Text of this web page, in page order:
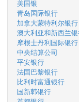
美国银
青岛国际银行
加拿大蒙特利尔银行
澳大利亚和新西兰
摩根士丹利国际银行
中央结算公司
平安银行
法国巴黎银行
比利时富通银行
国新韩银行